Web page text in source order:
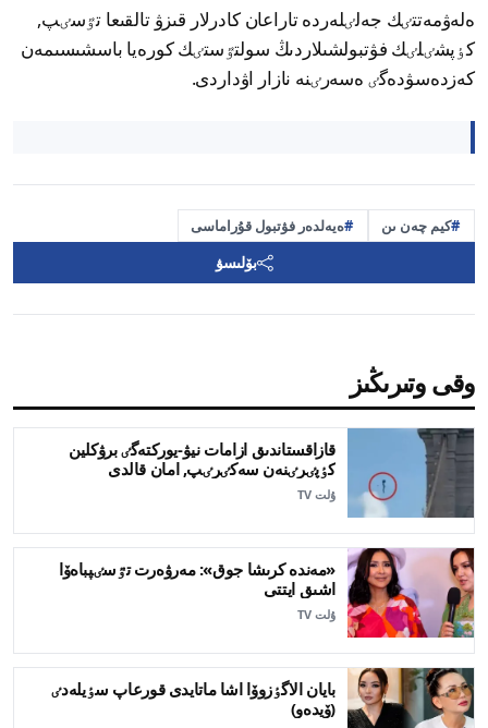
ەلەۋمەتتٸك جەلٸلەردە تاراعان كادرلار قىزۋ تالقىعا تٷسٸپ,
كٶپشٸلٸك فۋتبولشىلاردىڭ سولتٷستٸك كورەيا باسشىسىمەن
كەزدەسۋدەگٸ ەسەرٸنە نازار اۋداردى.
كيم چەن ىن ەيەلدەر فۋتبول قۇراماسى
بۆلىسۋ
وقى وتىرىڭىز
قازاقستاندىق ازامات نيۋ-يوركتەگٸ برۋكلين
كٶپٸرٸنەن سەكٸرٸپ, امان قالدى
ۇلت TV
«مەندە كرىشا جوق»: مەرۋەرت تٷسٸپباەۆا
اشىق ايتتى
ۇلت TV
بايان الاگٶزوۆا اشا ماتايدى قورعاپ سٶيلەدٸ
(ۆيدەو)